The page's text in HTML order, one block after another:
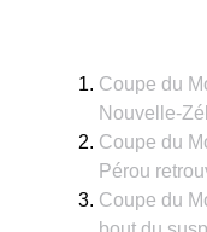
Coupe du
Nouvelle-
Coupe du
Pérou
Coupe du